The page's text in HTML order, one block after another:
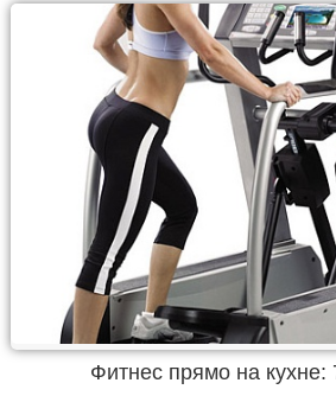
Фитнес прямо на кухне: